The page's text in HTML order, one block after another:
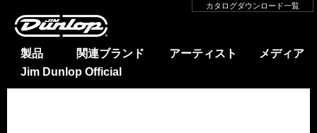
カタログダウンロード一覧
製品 関連ブランド アーティスト
メディア
Jim Dunlop Official